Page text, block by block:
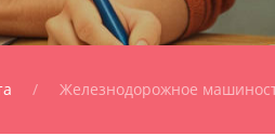
Железнодорожное